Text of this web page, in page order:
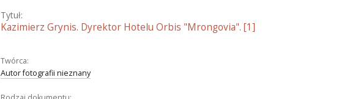
Tytuł:
Kazimierz Grynis. Dyrektor Hotelu Orbis "Mrongovia". [1]
Twórca:
Autor fotografii nieznany